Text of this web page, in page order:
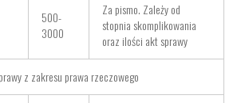
500-
3000
Za pismo. Zależy od
stopnia skomplikowania
oraz ilości akt sprawy
z zakresu prawa rzeczowego